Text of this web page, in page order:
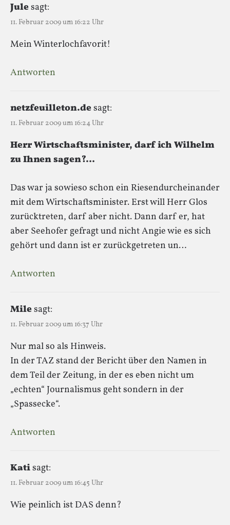
Julesagt:
11. Februar 2009 um 16:22 Uhr
Mein Winterlochfavorit!
Antworten
netzfeuilleton.desagt:
11. Februar 2009 um 16:24 Uhr
Herr Wirtschaftsminister, darf ich Wilhelm
zu Ihnen sagen?…
Das war ja sowieso schon ein Riesendurcheinander
mit dem Wirtschaftsminister. Erst will Herr Glos
zurücktreten, darf aber nicht. Dann darf er, hat
aber Seehofer gefragt und nicht Angie wie es sich
gehört und dann ist er zurückgetreten un…
Antworten
Milesagt:
11. Februar 2009 um 16:37 Uhr
Nur mal so als Hinweis.
In der TAZ stand der Bericht über den Namen in
dem Teil der Zeitung, in der es eben nicht um
„echten“ Journalismus geht sondern in der
„Spassecke“.
Antworten
Katisagt:
11. Februar 2009 um 16:45 Uhr
Wie peinlich ist DAS denn?